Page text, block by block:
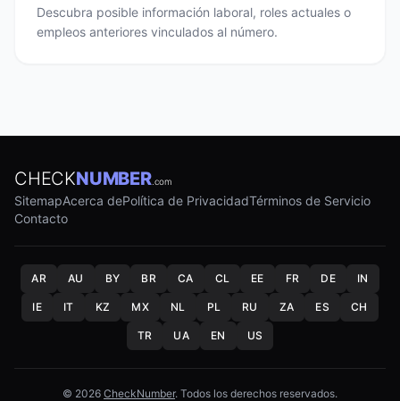
Descubra posible información laboral, roles actuales o
empleos anteriores vinculados al número.
CHECKNUMBER.com
SitemapAcerca dePolítica de PrivacidadTérminos de Servicio
Contacto
AR AU BY BR CA CL EE FR DE IN
IE IT KZ MX NL PL RU ZA ES CH
TR UA EN US
© 2026 CheckNumber. Todos los derechos reservados.